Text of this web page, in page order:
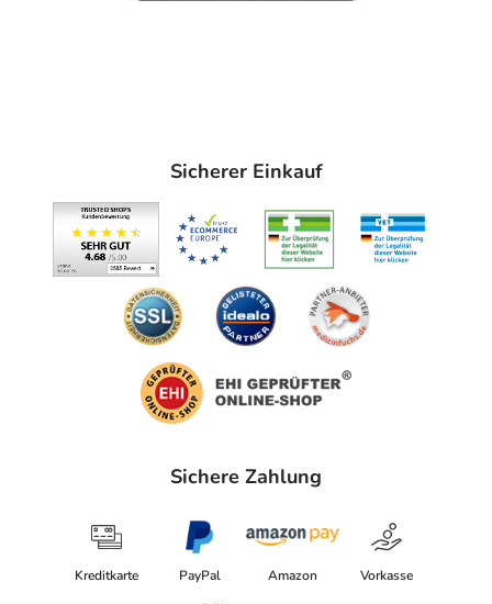
Sicherer Einkauf
Sichere Zahlung
Kreditkarte PayPal Amazon Vorkasse